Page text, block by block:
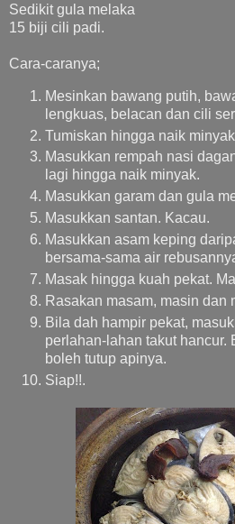
Sedikit gula melaka
15 biji cili padi.
Cara-caranya;
Mesinkan bawang putih,
lengkuas, belacan dan cili
Tumiskan hingga naik
Masukkan rempah nasi
lagi hingga naik minyak.
Masukkan garam dan gula
Masukkan santan. Kacau.
Masukkan asam keping
bersama-sama air
Masak hingga kuah pekat.
Rasakan masam, masin dan
Bila dah hampir pekat,
perlahan-lahan takut hancur.
boleh tutup apinya.
Siap!!.